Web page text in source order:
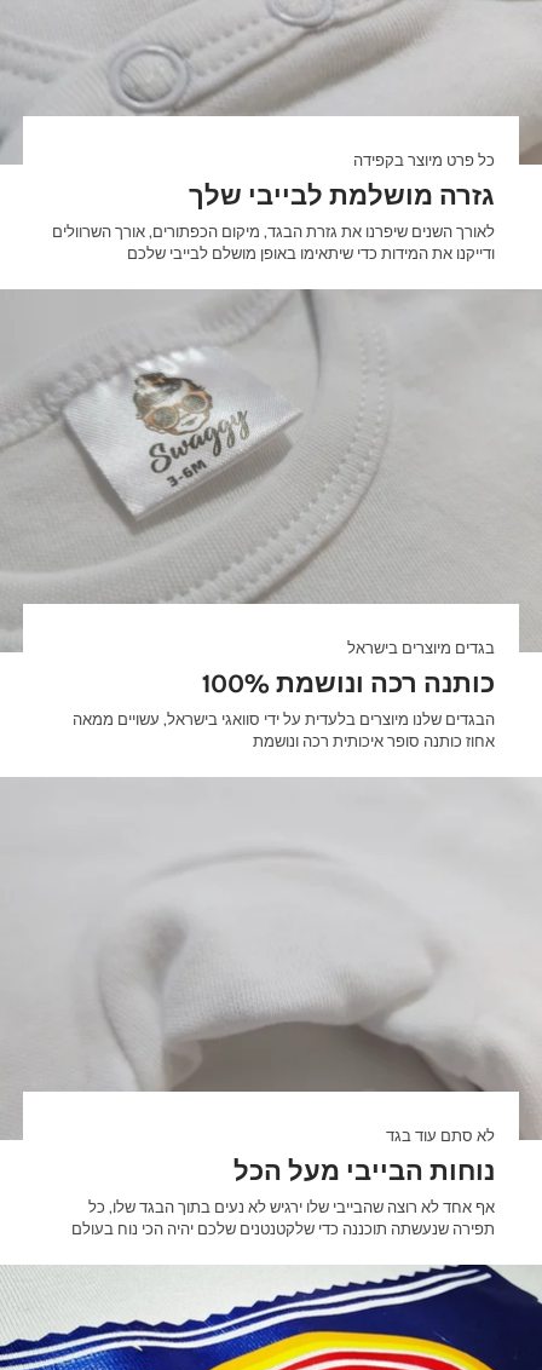
כל פרט מיוצר בקפידה
גזרה מושלמת לבייבי שלך
לאורך השנים שיפרנו את גזרת הבגד, מיקום הכפתורים, אורך השרוולים
ודייקנו את המידות כדי שיתאימו באופן מושלם לבייבי שלכם
בגדים מיוצרים בישראל
100% כותנה רכה ונושמת
הבגדים שלנו מיוצרים בלעדית על ידי סוואגי בישראל, עשויים ממאה
אחוז כותנה סופר איכותית רכה ונושמת
לא סתם עוד בגד
נוחות הבייבי מעל הכל
אף אחד לא רוצה שהבייבי שלו ירגיש לא נעים בתוך הבגד שלו, כל
תפירה שנעשתה תוכננה כדי שלקטנטנים שלכם יהיה הכי נוח בעולם